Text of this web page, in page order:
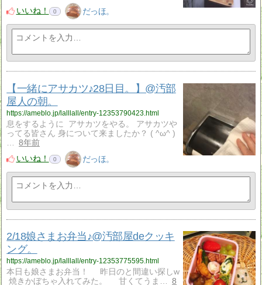
いいね！
0 だっほ。
【一緒にアサカツ♪28日目。】@汚部
屋人の朝。
https://ameblo.jp/lalllall/entry-12353790423.html
息をするように アサカツをやる。 アサカツや
ってる皆さん 身について来ましたか？ ( ^ω^ )
8年前
いいね！
0 だっほ。
2/18娘さまお弁当♪@汚部屋deクッキ
ング。
https://ameblo.jp/lalllall/entry-12353775595.html
本日も娘さまお弁当！ 昨日のと間違い探しw
焼きかぼちゃ入れてみた。 甘くてうま…
8